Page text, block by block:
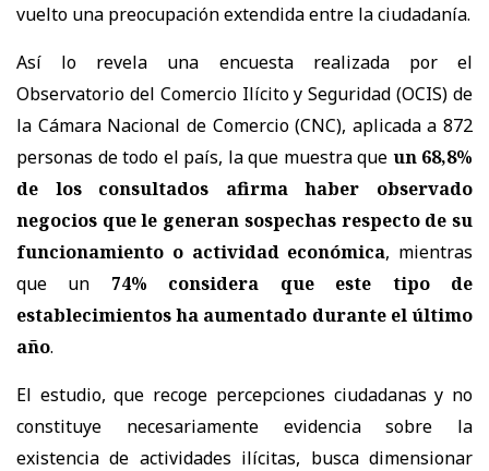
vuelto una preocupación extendida entre la ciudadanía.
Así lo revela una encuesta realizada por el
Observatorio del Comercio Ilícito y Seguridad (OCIS) de
la Cámara Nacional de Comercio (CNC), aplicada a 872
personas de todo el país, la que muestra que un 68,8%
de los consultados afirma haber observado
negocios que le generan sospechas respecto de su
funcionamiento o actividad económica, mientras
que un 74% considera que este tipo de
establecimientos ha aumentado durante el último
año.
El estudio, que recoge percepciones ciudadanas y no
constituye necesariamente evidencia sobre la
existencia de actividades ilícitas, busca dimensionar